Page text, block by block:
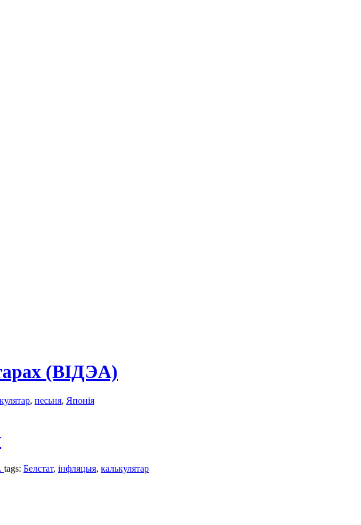
(ВІДЭА)
, песьня, Японія
tags: Белстат, інфляцыя, калькулятар